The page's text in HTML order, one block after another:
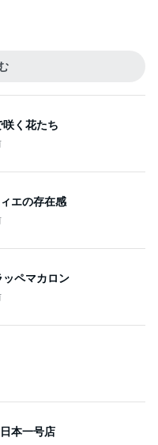
く花たち
エの存在感
ペマカロン
本一号店